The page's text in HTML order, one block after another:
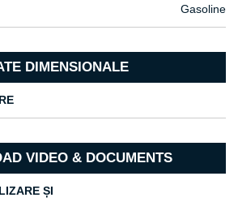
Gasoline
DIMENSIONALE
VIDEO & DOCUMENTS
ȘI